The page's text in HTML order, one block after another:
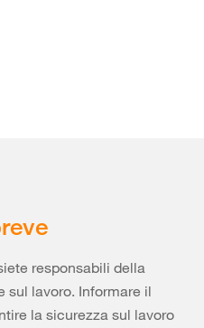
responsabili della
sul lavoro. Informare il
la sicurezza sul lavoro